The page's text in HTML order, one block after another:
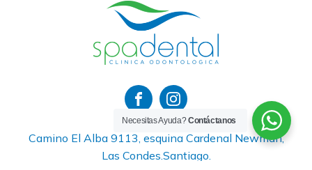
Camino El Alba 9113, esquina Cardenal Newman,
Las Condes.Santiago.
Necesitas Ayuda?Contáctanos